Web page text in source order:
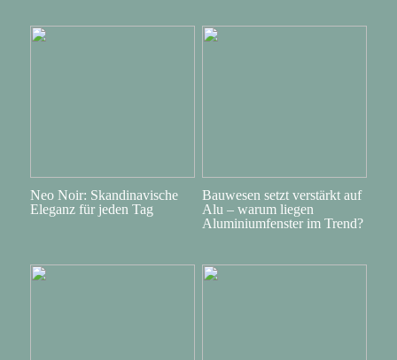
Neo Noir: Skandinavische
Eleganz für jeden Tag
Bauwesen setzt verstärkt auf
Alu – warum liegen
Aluminiumfenster im Trend?